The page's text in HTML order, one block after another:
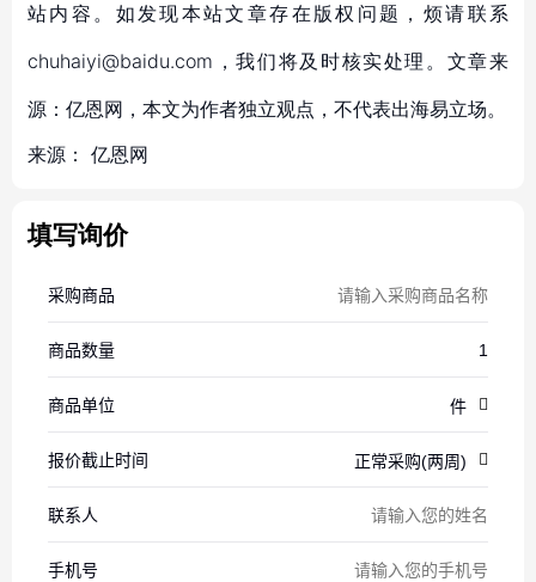
站内容。如发现本站文章存在版权问题，烦请联系
chuhaiyi@baidu.com，我们将及时核实处理。文章来
源：亿恩网，本文为作者独立观点，不代表出海易立场。
来源： 亿恩网
填写询价